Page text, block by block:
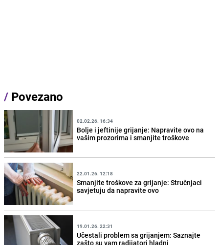
/ Povezano
02.02.26. 16:34
Bolje i jeftinije grijanje: Napravite ovo na
vašim prozorima i smanjite troškove
22.01.26. 12:18
Smanjite troškove za grijanje: Stručnjaci
savjetuju da napravite ovo
19.01.26. 22:31
Učestali problem sa grijanjem: Saznajte
zašto su vam radijatori hladni